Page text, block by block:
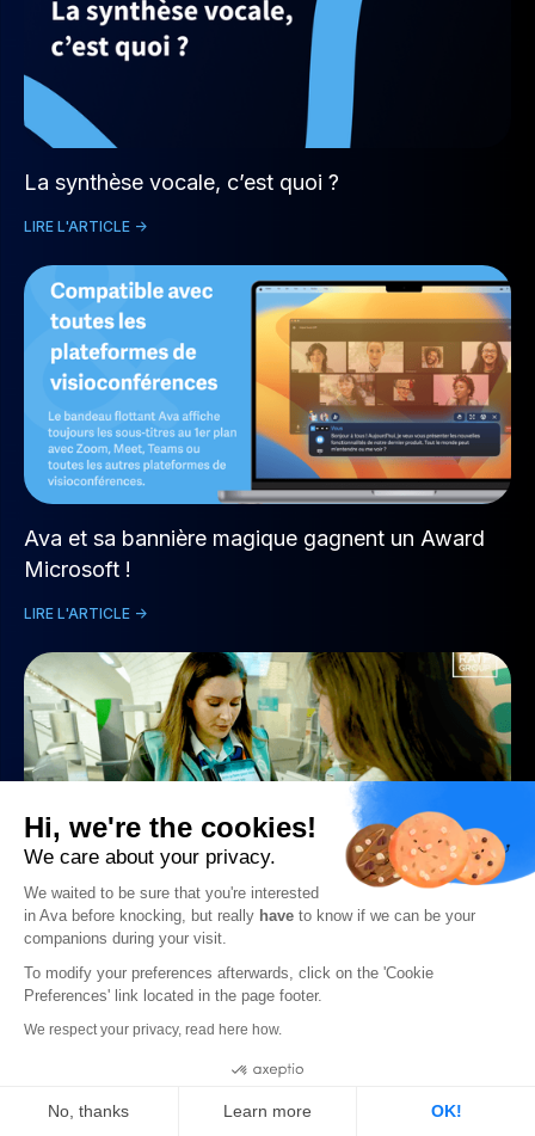
La synthèse vocale, c’est quoi ?
LIRE L'ARTICLE ->
Ava et sa bannière magique gagnent un Award
Microsoft !
LIRE L'ARTICLE ->
Partenariat inédit entre la RATP et Ava
LIRE L'ARTICLE ->
Interview
Hi, we're the cookies!
We care about your privacy.
We waited to be sure that you're interested
in Ava before knocking, but really have to know if we can be your
companions during your visit.
To modify your preferences afterwards, click on the 'Cookie
Preferences' link located in the page footer.
We respect your privacy, read here how.
No, thanks Learn more OK!